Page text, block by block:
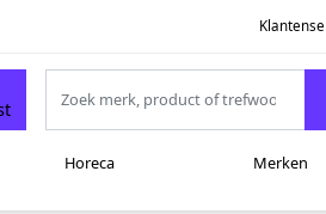
Horeca Merken